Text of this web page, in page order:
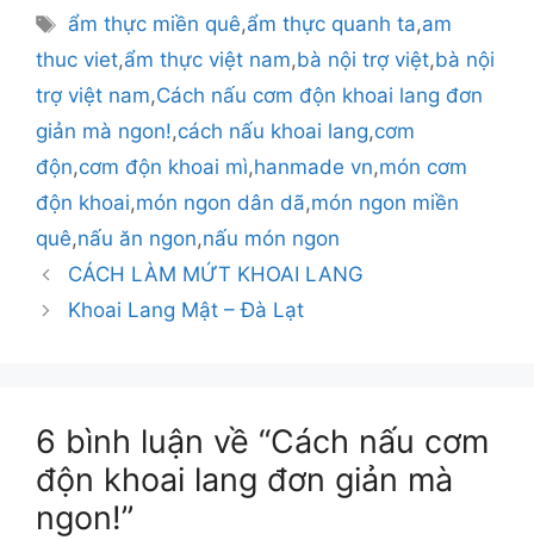
mục
Thẻ
ẩm thực miền quê,ẩm thực quanh ta,am
thuc viet,ẩm thực việt nam,bà nội trợ việt,bà nội
trợ việt nam,Cách nấu cơm độn khoai lang đơn
giản mà ngon!,cách nấu khoai lang,cơm
độn,cơm độn khoai mì,hanmade vn,món cơm
độn khoai,món ngon dân dã,món ngon miền
quê,nấu ăn ngon,nấu món ngon
CÁCH LÀM MỨT KHOAI LANG
Khoai Lang Mật – Đà Lạt
6 bình luận về “Cách nấu cơm
độn khoai lang đơn giản mà
ngon!”